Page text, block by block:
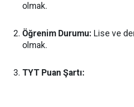
olmak.
Öğrenim Durumu: Lise ve
olmak.
TYT Puan Şartı: